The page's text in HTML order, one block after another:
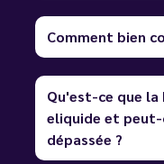
Comment bien
Qu'est-ce que la
eliquide et
dépassée ?